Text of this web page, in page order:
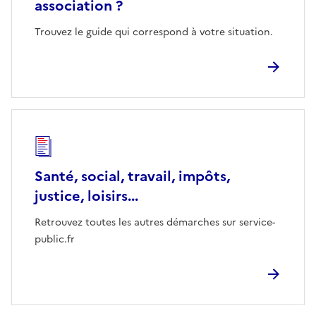
association ?
Trouvez le guide qui correspond à votre situation.
Santé, social, travail, impôts,
justice, loisirs...
Retrouvez toutes les autres démarches sur service-
public.fr